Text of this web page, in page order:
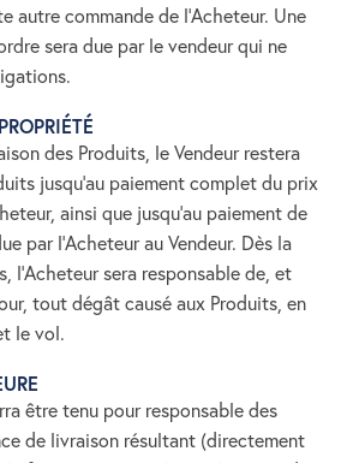
autre commande de l’Acheteur. Une
sera due par le vendeur qui ne
des Produits, le Vendeur restera
jusqu’au paiement complet du prix
ainsi que jusqu’au paiement de
par l’Acheteur au Vendeur. Dès la
l’Acheteur sera responsable de, et
tout dégât causé aux Produits, en
le vol.
être tenu pour responsable des
de livraison résultant (directement